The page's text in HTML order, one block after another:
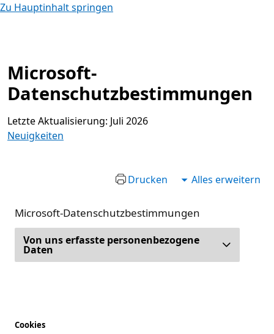
Zu Hauptinhalt springen
Microsoft-
Datenschutzbestimmungen
Letzte Aktualisierung: Juli 2026
Neuigkeiten
Drucken Alles erweitern
Microsoft-Datenschutzbestimmungen
Von uns erfasste personenbezogene
Daten
Cookies